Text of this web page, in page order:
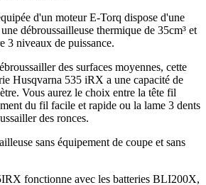
d'un moteur E-Torq dispose d'une
débroussailleuse thermique de 35cm³ et
3 niveaux de puissance.
des surfaces moyennes, cette
Husqvarna 535 iRX a une capacité de
Vous aurez le choix entre la tête fil
du fil facile et rapide ou la lame 3 dents
des ronces.
sans équipement de coupe et sans
fonctionne avec les batteries BLI200X,